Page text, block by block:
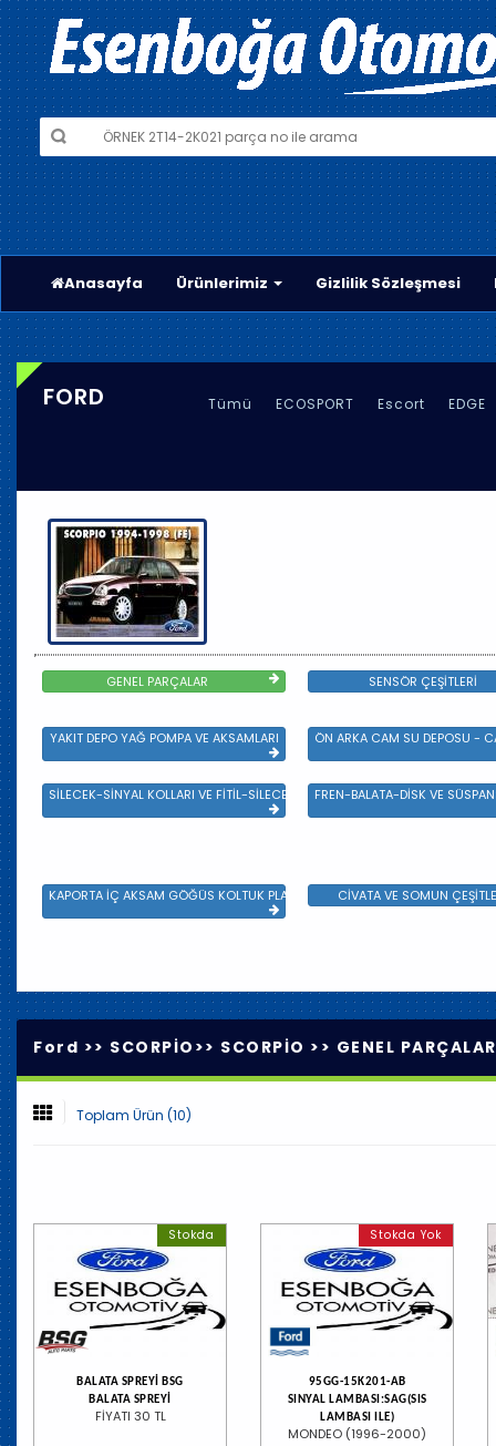
Anasayfa Ürünlerimiz Gizlilik Sözleşmesi
FORD Tümü ECOSPORT Escort EDGE
GENEL PARÇALAR SENSÖR ÇEŞİTLERİ
YAKIT DEPO YAĞ POMPA VE AKSAMLARI ÖN ARKA CAM SU DEPOSU -
SİLECEK-SİNYAL KOLLARI VE FİTİL-SİLECEK ÇEŞİTLERİFREN-BALATA-DİSK VE
KAPORTA İÇ AKSAM GÖĞÜS KOLTUK PLASTİK VE SAC AKSAM
CİVATA VE SOMUN
Ford >> SCORPİO >> SCORPİO >> GENEL PARÇALAR
Toplam Ürün (10)
Stokda
BALATA SPREYİ BSG
BALATA SPREYİ
FİYATI 30 TL
Stokda Yok
95GG-15K201-AB
SINYAL LAMBASI:SAG(SIS
LAMBASI ILE)
MONDEO (1996-2000)